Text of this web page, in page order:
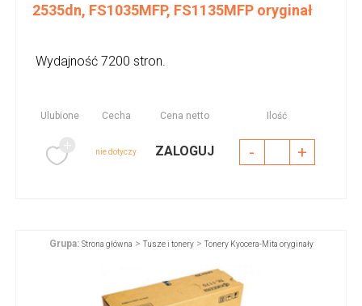
2535dn, FS1035MFP, FS1135MFP oryginał
Wydajność 7200 stron.
Ulubione Cecha Cena netto Ilość
nie dotyczy ZALOGUJ - +
Grupa: Strona główna >Tusze i tonery>Tonery Kyocera-Mita oryginały